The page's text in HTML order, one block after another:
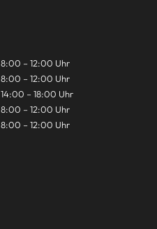
8:00 – 12:00 Uhr
8:00 – 12:00 Uhr
14:00 – 18:00 Uhr
8:00 – 12:00 Uhr
8:00 – 12:00 Uhr